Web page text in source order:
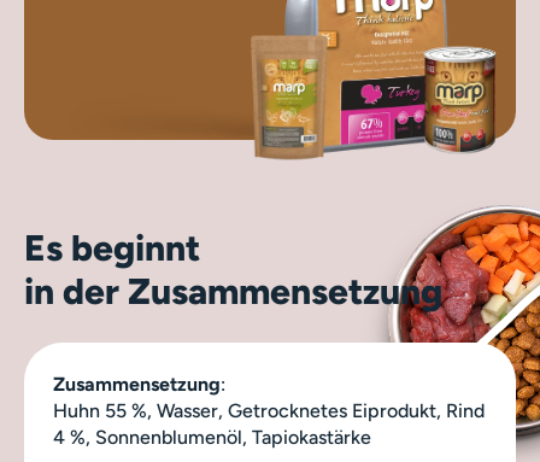
Es beginnt
in der Zusammensetzung
Zusammensetzung:
Huhn 55 %, Wasser, Getrocknetes Eiprodukt, Rind
4 %, Sonnenblumenöl, Tapiokastärke